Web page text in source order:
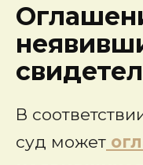
В
суд может